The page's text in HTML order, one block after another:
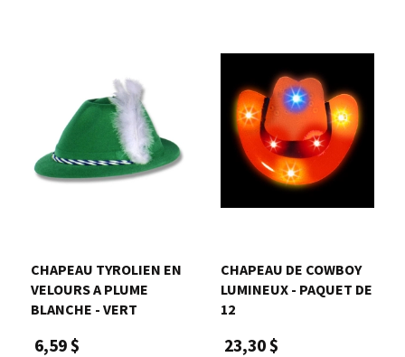
CHAPEAU TYROLIEN EN
VELOURS A PLUME
BLANCHE - VERT
6,59 $
CHAPEAU DE COWBOY
LUMINEUX - PAQUET DE
12
23,30 $